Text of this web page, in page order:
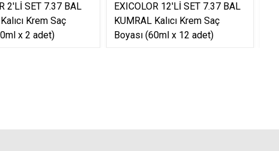
2'Lİ SET 7.37 BAL
Krem Saç
x 2 adet)
EXICOLOR 12'Lİ SET 7.37 BAL
KUMRAL Kalıcı Krem Saç
Boyası (60ml x 12 adet)